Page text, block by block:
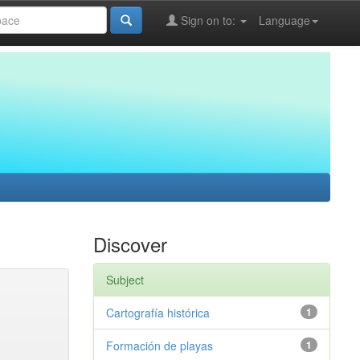
Language
Sign on to:
Discover
Subject
1
Cartografía histórica
1
Formación de playas